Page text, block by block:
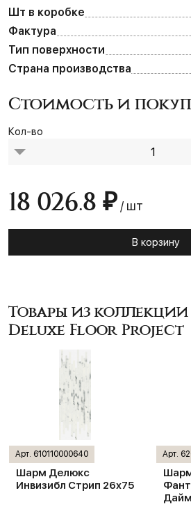
Шт в коробке
Фактура
Тип поверхности
Страна производства
Стоимость и
18 026.8 ₽ / шт
Кол-во
В корзину
Товары из
Deluxe Floor Project
Арт. 610110000640
Шарм Делюкс
Инвизибл Стрип 26х75
Арт.